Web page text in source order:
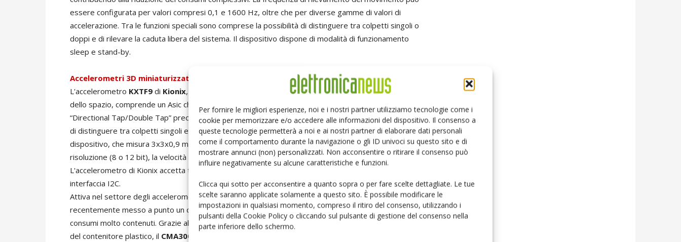
Per fornire le migliori esperienze, noi e i nostri partner utilizziamo tecnologie come i
cookie per memorizzare e/o accedere alle informazioni del dispositivo. Il consenso a
queste tecnologie permetterà a noi e ai nostri partner di elaborare dati personali
come il comportamento durante la navigazione o gli ID univoci su questo sito e di
mostrare annunci (non) personalizzati. Non acconsentire o ritirare il consenso può
influire negativamente su alcune caratteristiche e funzioni.
Clicca qui sotto per acconsentire a quanto sopra o per fare scelte dettagliate. Le tue
scelte saranno applicate solamente a questo sito. È possibile modificare le
impostazioni in qualsiasi momento, compreso il ritiro del consenso, utilizzando i
pulsanti della Cookie Policy o cliccando sul pulsante di gestione del consenso nella
parte inferiore dello schermo.
essere configurata per valori compresi 0,1 e 1600 Hz, oltre che per diverse gamme di valori di
accelerazione. Tra le funzioni speciali sono comprese la possibilità di distinguere tra colpetti singoli o
doppi e di rilevare la caduta libera del sistema. Il dispositivo dispone di modalità di funzionamento
sleep e stand-by.
Accelerometri 3D miniaturizzati
L'accelerometro KXTF9 di Kionix, anch'esso progettato per rilevare movimenti nelle tre direzioni
dello spazio, comprende un Asic che esegue l'algoritmo necessario per realizzare la funzione
“Directional Tap/Double Tap” precedentemente descritta. Si tratta, come già detto, della possibilità
di distinguere tra colpetti singoli e doppi e di rilevare la direzione da cui essi provengono. Il
dispositivo, che misura 3x3x0,9 millimetri, è programmabile per quanto riguarda i parametri di
risoluzione (8 o 12 bit), la velocità dei dati in uscita e le gamme di valori di accelerazione rilevabili.
L'accelerometro di Kionix accetta tensioni di alimentazione comprese tra 1,8 e 3,6 volt ed è dotato di
interfaccia I2C.
Attiva nel settore degli accelerometri 3D anche la finlandeseVTI Technologies , che ha
recentemente messo a punto un dispositivo caratterizzato da dimensioni particolarmente piccole e
consumi molto contenuti. Grazie all'impiego del “wafer level packaging”, che consente di fare a meno
del contenitore plastico, il CMA3000